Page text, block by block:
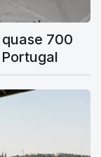
700